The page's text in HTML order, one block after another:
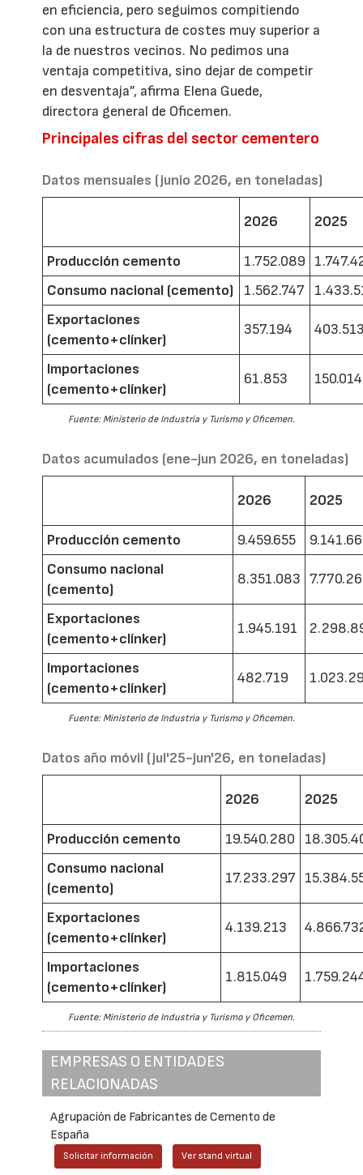
en eficiencia, pero seguimos compitiendo
con una estructura de costes muy superior a
la de nuestros vecinos. No pedimos una
ventaja competitiva, sino dejar de competir
en desventaja”, afirma Elena Guede,
directora general de Oficemen.
Principales cifras del sector cementero
Datos mensuales (junio 2026, en toneladas)
2026 2025
Producción cemento 1.752.089
Consumo nacional (cemento)
1.562.747
Exportaciones
(cemento+clínker)
357.194
Importaciones
(cemento+clínker)
61.853 150.014
Fuente: Ministerio de Industria y Turismo y Oficemen.
Datos acumulados (ene-jun 2026, en toneladas)
2026 2025
Producción cemento 9.459.655
Consumo nacional
(cemento)
8.351.083
Exportaciones
(cemento+clínker)
1.945.191
Importaciones
(cemento+clínker)
482.719
Fuente: Ministerio de Industria y Turismo y Oficemen.
Datos año móvil (jul'25-jun'26, en toneladas)
2026 2025
Producción cemento 19.540.280
Consumo nacional
(cemento)
17.233.297
Exportaciones
(cemento+clínker)
4.139.213
Importaciones
(cemento+clínker)
1.815.049
Fuente: Ministerio de Industria y Turismo y Oficemen.
EMPRESAS O ENTIDADES
RELACIONADAS
Agrupación de Fabricantes de Cemento de
España
Solicitar información Ver stand virtual